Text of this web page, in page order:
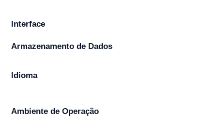
Interface
Armazenamento de Dados
Idioma
Ambiente de Operação